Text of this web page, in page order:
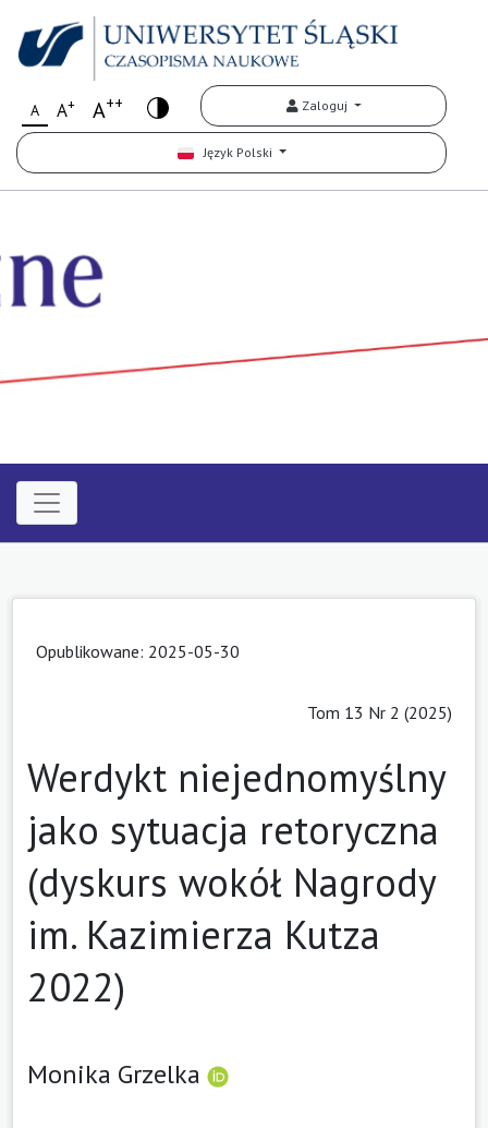
A A+ A++ Zaloguj
Język Polski
Opublikowane: 2025-05-30
Tom 13 Nr 2 (2025)
Werdykt niejednomyślny
jako sytuacja retoryczna
(dyskurs wokół Nagrody
im. Kazimierza Kutza
2022)
Monika Grzelka